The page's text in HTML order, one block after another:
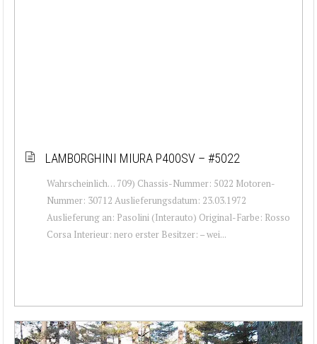
LAMBORGHINI MIURA P400SV – #5022
Wahrscheinlich… 709) Chassis-Nummer: 5022 Motoren-
Nummer: 30712 Auslieferungsdatum: 23.03.1972
Auslieferung an: Pasolini (Interauto) Original-Farbe: Rosso
Corsa Interieur: nero erster Besitzer: – wei...